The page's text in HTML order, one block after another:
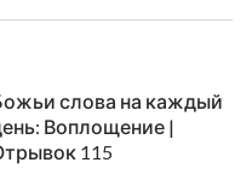
результаты не
того, человек
Бога. Сатане можно
только если Бог во
слова на каждый
Воплощение |
115